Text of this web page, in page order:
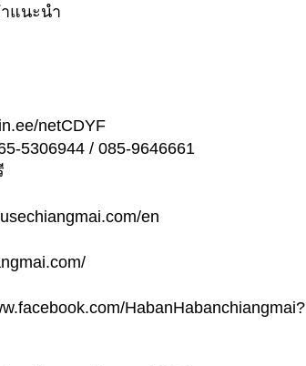
แนะนำ
netCDYF
5306944 / 085-9646661
en
HabanHabanchiangmai?